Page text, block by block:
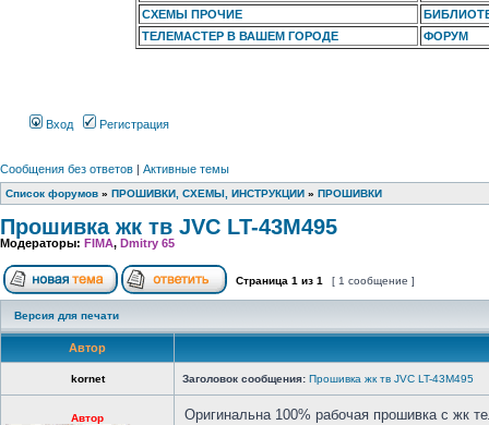
СХЕМЫ ПРОЧИЕ
ТЕЛЕМАСТЕР В ВАШЕМ ГОРОДЕ
ФОРУМ
Вход Регистрация
Сообщения без ответов | Активные темы
Список форумов » ПРОШИВКИ, СХЕМЫ, ИНСТРУКЦИИ » ПРОШИВКИ
Прошивка жк тв JVC LT-43M495
Модераторы: FIMA, Dmitry 65
Страница 1 из 1 [ 1 сообщение ]
Версия для печати
Автор
kornet Заголовок сообщения: Прошивка жк тв JVC LT-43M495
Автор
Оригинальна 100% рабочая прошивка с жк